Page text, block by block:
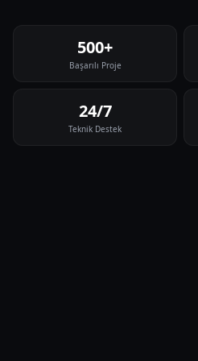
500+
Başarılı Proje
24/7
Teknik Destek